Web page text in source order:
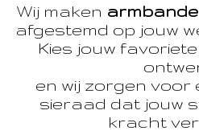
Wij maken
afgestemd op jouw
Kies jouw
en wij zorgen voor
sieraad dat jouw
kracht